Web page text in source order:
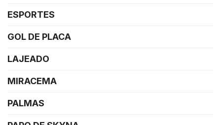
ESPORTES
GOL DE PLACA
LAJEADO
MIRACEMA
PALMAS